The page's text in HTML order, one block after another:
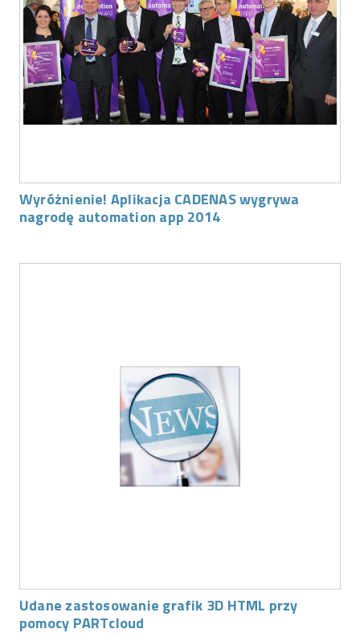
Wyróżnienie! Aplikacja CADENAS wygrywa
nagrodę automation app 2014
Udane zastosowanie grafik 3D HTML przy
pomocy PARTcloud